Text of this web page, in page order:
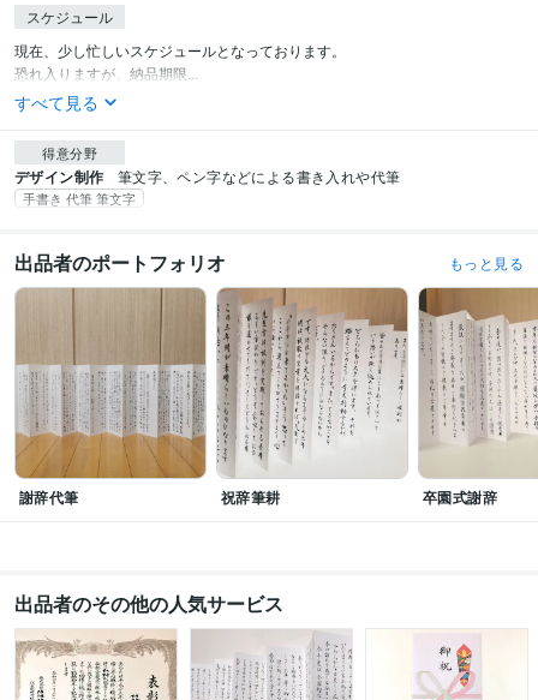
スケジュール
現在、少し忙しいスケジュールとなっております。
恐れ入りますが、納品期限...
すべて見る
得意分野
デザイン制作 筆文字、ペン字などによる書き入れや代筆
手書き 代筆 筆文字
出品者のポートフォリオ もっと見る
謝辞代筆 祝辞筆耕 卒園式謝辞
出品者のその他の人気サービス